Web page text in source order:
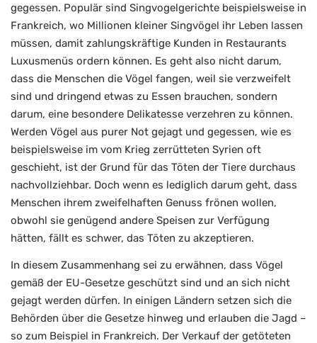
gegessen. Populär sind Singvogelgerichte beispielsweise in
Frankreich, wo Millionen kleiner Singvögel ihr Leben lassen
müssen, damit zahlungskräftige Kunden in Restaurants
Luxusmenüs ordern können. Es geht also nicht darum,
dass die Menschen die Vögel fangen, weil sie verzweifelt
sind und dringend etwas zu Essen brauchen, sondern
darum, eine besondere Delikatesse verzehren zu können.
Werden Vögel aus purer Not gejagt und gegessen, wie es
beispielsweise im vom Krieg zerrütteten Syrien oft
geschieht, ist der Grund für das Töten der Tiere durchaus
nachvollziehbar. Doch wenn es lediglich darum geht, dass
Menschen ihrem zweifelhaften Genuss frönen wollen,
obwohl sie genügend andere Speisen zur Verfügung
hätten, fällt es schwer, das Töten zu akzeptieren.
In diesem Zusammenhang sei zu erwähnen, dass Vögel
gemäß der EU-Gesetze geschützt sind und an sich nicht
gejagt werden dürfen. In einigen Ländern setzen sich die
Behörden über die Gesetze hinweg und erlauben die Jagd –
so zum Beispiel in Frankreich. Der Verkauf der getöteten